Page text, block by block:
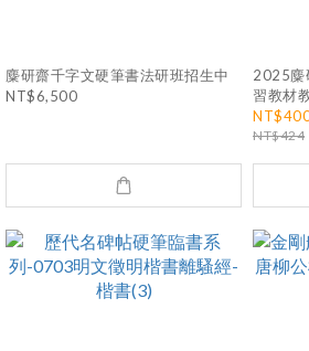
麋研齋千字文硬筆書法研班招生中
NT$6,500
2025麋
習教材
NT$424